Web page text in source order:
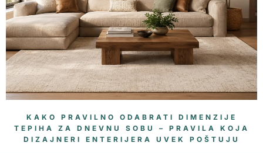
KAKO PRAVILNO ODABRATI DIMENZIJE
TEPIHA ZA DNEVNU SOBU – PRAVILA KOJA
DIZAJNERI ENTERIJERA UVEK POŠTUJU